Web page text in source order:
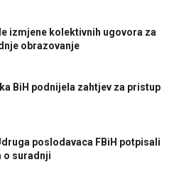
izmjene kolektivnih ugovora za
obrazovanje
BiH podnijela zahtjev za pristup
poslodavaca FBiH potpisali
o suradnji